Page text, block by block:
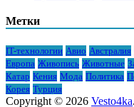
Метки
IT-технологии Авио Австралия
Европа Живопись Животные
Катар Кения Мода Политика
Корея Турция
Copyright © 2026 Vesto4ka.